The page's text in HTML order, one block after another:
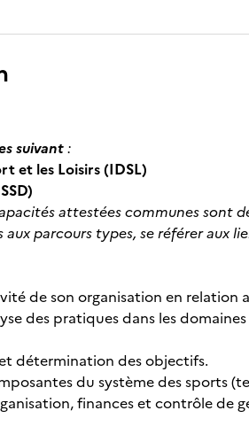
suivant:
et les Loisirs (IDSL)
attestées communes sont
parcours types, se référer aux
de son organisation en relation
des pratiques dans les
détermination des objectifs.
du système des sports
finances et contrôle de